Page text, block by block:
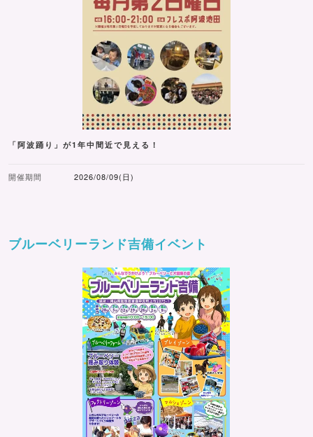
「阿波踊り」が1年中間近で見える！
開催期間 2026/08/09(日)
ブルーベリーランド吉備イベント